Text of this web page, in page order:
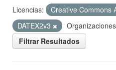
Licencias: Creative Commons
DATEX2v3
Filtrar Resultados